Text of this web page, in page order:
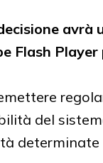
Flash
del